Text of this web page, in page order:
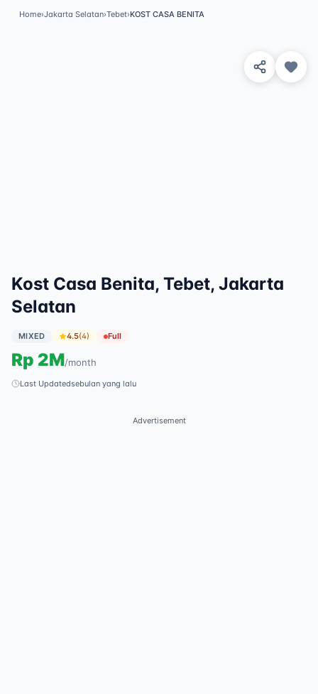
Home›Jakarta Selatan›Tebet›KOST CASA BENITA
Kost Casa Benita, Tebet, Jakarta
Selatan
MIXED 4.5(4) Full
Rp 2M/month
Last Updatedsebulan yang lalu
Advertisement